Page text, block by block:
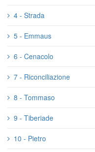
4 - Strada
5 - Emmaus
6 - Cenacolo
7 - Riconciliazione
8 - Tommaso
9 - Tiberiade
10 - Pietro